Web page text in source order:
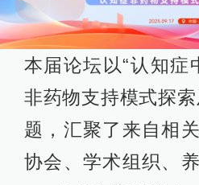
本届论坛以“认知症
非药物支持模式探
题，汇聚了来自相
协会、学术组织、